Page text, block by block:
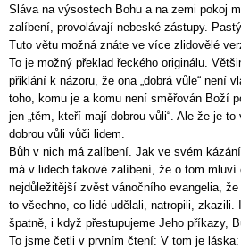
Sláva na výsostech Bohu a na zemi pokoj
zalíbení, provolávají nebeské zástupy.
Tuto větu možná znáte ve více zlidovělé
To je možný překlad řeckého originálu.
přiklání k názoru, že ona „dobrá vůle“ není
toho, komu je a komu není směřován Boží
jen „těm, kteří mají dobrou vůli“. Ale že je
dobrou vůli vůči lidem.
Bůh v nich má zalíbení. Jak ve svém
má v lidech takové zalíbení, že o tom mluví
nejdůležitější zvěst vánočního evangelia,
to všechno, co lidé udělali, natropili, zkazili.
špatně, i když přestupujeme Jeho příkazy,
To jsme četli v prvním čtení: V tom je